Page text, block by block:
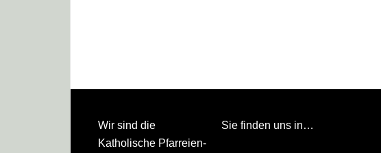
Footer
Wir sind die
Katholische Pfarreien­
Sie finden uns in…